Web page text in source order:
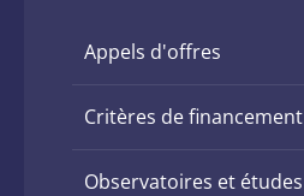
Appels d'offres
Critères de financement
Observatoires et études